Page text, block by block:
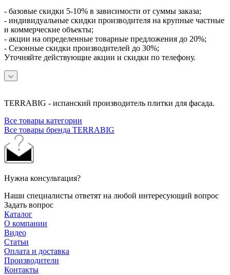
- базовые скидки 5-10% в зависимости от суммы заказа;
- индивидуальные скидки производителя на крупные частные
и коммерческие объекты;
- акции на определенные товарные предложения до 20%;
- Сезонные скидки производителей до 30%;
Уточняйте действующие акции и скидки по телефону.
TERRABIG - испанский производитель плитки для фасада.
Все товары категории
Все товары бренда TERRABIG
Нужна консультация?
Наши специалисты ответят на любой интересующий вопрос
Задать вопрос
Каталог
О компании
Видео
Статьи
Оплата и доставка
Производители
Контакты